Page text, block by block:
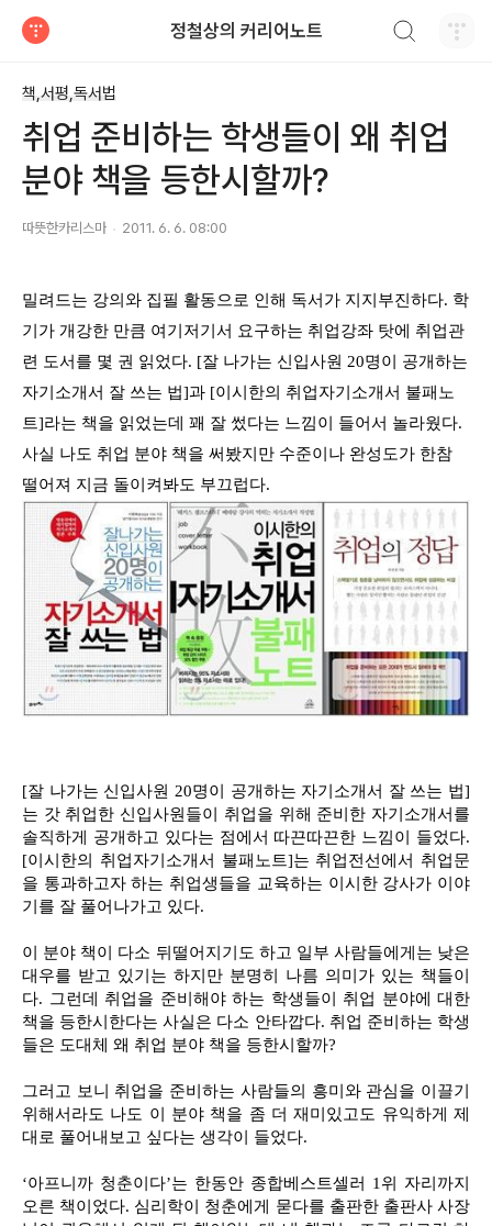
정철상의 커리어노트
책,서평,독서법
취업 준비하는 학생들이 왜 취업
분야 책을 등한시할까?
따뜻한카리스마 2011. 6. 6. 08:00
밀려드는 강의와 집필 활동으로 인해 독서가 지지부진하다. 학
기가 개강한 만큼 여기저기서 요구하는 취업강좌 탓에 취업관
련 도서를 몇 권 읽었다. [잘 나가는 신입사원 20명이 공개하는
자기소개서 잘 쓰는 법]과 [이시한의 취업자기소개서 불패노
트]라는 책을 읽었는데 꽤 잘 썼다는 느낌이 들어서 놀라웠다.
사실 나도 취업 분야 책을 써봤지만 수준이나 완성도가 한참
떨어져 지금 돌이켜봐도 부끄럽다.
[잘 나가는 신입사원 20명이 공개하는 자기소개서 잘 쓰는 법]
는 갓 취업한 신입사원들이 취업을 위해 준비한 자기소개서를
솔직하게 공개하고 있다는 점에서 따끈따끈한 느낌이 들었다.
[이시한의 취업자기소개서 불패노트]는 취업전선에서 취업문
을 통과하고자 하는 취업생들을 교육하는 이시한 강사가 이야
기를 잘 풀어나가고 있다.
이 분야 책이 다소 뒤떨어지기도 하고 일부 사람들에게는 낮은
대우를 받고 있기는 하지만 분명히 나름 의미가 있는 책들이
다. 그런데 취업을 준비해야 하는 학생들이 취업 분야에 대한
책을 등한시한다는 사실은 다소 안타깝다. 취업 준비하는 학생
들은 도대체 왜 취업 분야 책을 등한시할까?
그러고 보니 취업을 준비하는 사람들의 흥미와 관심을 이끌기
위해서라도 나도 이 분야 책을 좀 더 재미있고도 유익하게 제
대로 풀어내보고 싶다는 생각이 들었다.
‘아프니까 청춘이다’는 한동안 종합베스트셀러 1위 자리까지
오른 책이었다. 심리학이 청춘에게 묻다를 출판한 출판사 사장